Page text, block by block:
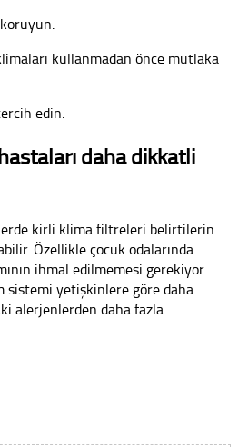
kullanmadan önce mutlaka
edin.
daha dikkatli
kirli klima filtreleri belirtilerin
Özellikle çocuk odalarında
ihmal edilmemesi gerekiyor.
sistemi yetişkinlere göre daha
alerjenlerden daha fazla